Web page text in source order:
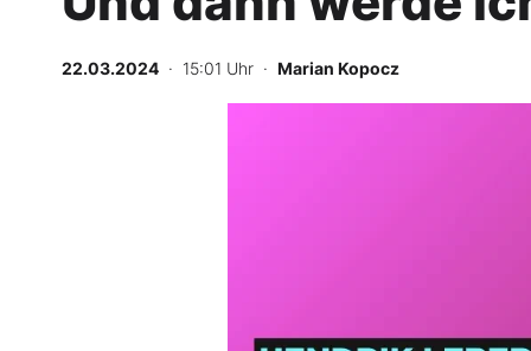
Abo & Shop
BO-Musterdepots
22.03.2024 · 15:01 Uhr · Marian Kopocz